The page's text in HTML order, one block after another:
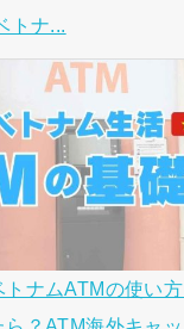
トナ...
トナムATMの使い